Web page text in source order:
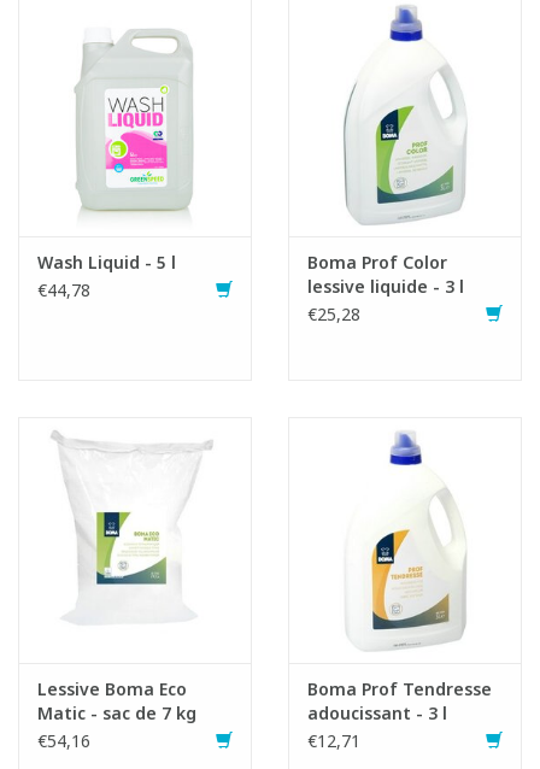
Wash Liquid - 5 l
€44,78
Boma Prof Color
lessive liquide - 3 l
€25,28
Lessive Boma Eco
Matic - sac de 7 kg
€54,16
Boma Prof Tendresse
adoucissant - 3 l
€12,71